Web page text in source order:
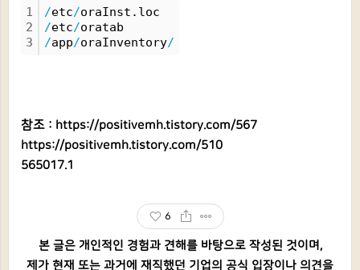
1
2
3
/etc/oraInst.loc
/etc/oratab
/app/oraInventory/
참조 : https://positivemh.tistory.com/567
https://positivemh.tistory.com/510
565017.1
6
본 글은 개인적인 경험과 견해를 바탕으로 작성된 것이며,
제가 현재 또는 과거에 재직했던 기업의 공식 입장이나 의견을